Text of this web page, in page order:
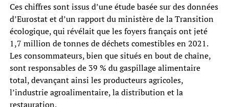
Ces chiffres sont issus d’une étude basée sur des données
d’Eurostat et d’un rapport du ministère de la Transition
écologique, qui révélait que les foyers français ont jeté
1,7 million de tonnes de déchets comestibles en 2021.
Les consommateurs, bien que situés en bout de chaîne,
sont responsables de 39 % du gaspillage alimentaire
total, devançant ainsi les producteurs agricoles,
l’industrie agroalimentaire, la distribution et la
restauration.